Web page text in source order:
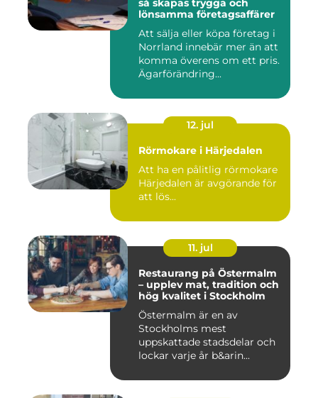
så skapas trygga och
lönsamma företagsaffärer
Att sälja eller köpa företag i
Norrland innebär mer än att
komma överens om ett pris.
Ägarförändring...
12. jul
Rörmokare i Härjedalen
Att ha en pålitlig rörmokare
Härjedalen är avgörande för
att lös...
11. jul
Restaurang på Östermalm
– upplev mat, tradition och
hög kvalitet i Stockholm
Östermalm är en av
Stockholms mest
uppskattade stadsdelar och
lockar varje år b&arin...